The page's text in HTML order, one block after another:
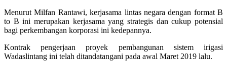
Menurut Milfan Rantawi, kerjasama lintas negara dengan format B
to B ini merupakan kerjasama yang strategis dan cukup potensial
bagi perkembangan korporasi ini kedepannya.
Kontrak pengerjaan proyek pembangunan sistem irigasi
Wadaslintang ini telah ditandatangani pada awal Maret 2019 lalu.